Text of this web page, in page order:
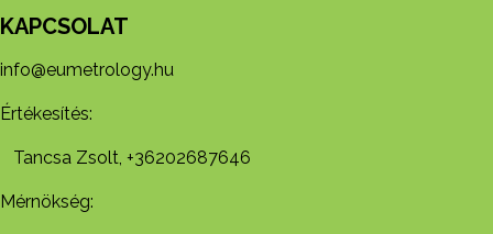
KAPCSOLAT
info@eumetrology.hu
Értékesítés:
Tancsa Zsolt, +36202687646
Mérnökség: